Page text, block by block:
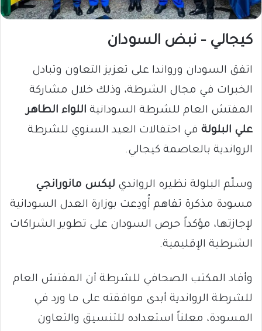
كيجالي – نبض السودان
اتفق السودان ورواندا على تعزيز التعاون وتبادل
الخبرات في مجال الشرطة، وذلك خلال مشاركة
المفتش العام للشرطة السودانية اللواء الطاهر
علي البلولة في احتفالات العيد السنوي للشرطة
الرواندية بالعاصمة كيجالي.
وسلّم البلولة نظيره الرواندي ليكس مانورانجي
مسودة مذكرة تفاهم أُودِعت بوزارة العدل السودانية
لإجازتها، مؤكداً حرص السودان على تطوير الشراكات
الشرطية الإقليمية.
وأفاد المكتب الصحافي للشرطة أن المفتش العام
للشرطة الرواندية أبدى موافقته على ما ورد في
المسودة، معلناً استعداده للتنسيق والتعاون